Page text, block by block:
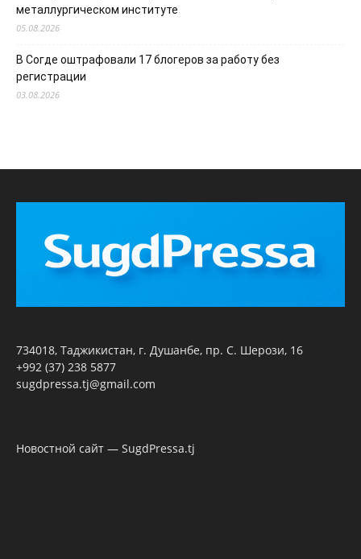
металлургическом институте
05.08.2026
В Согде оштрафовали 17 блогеров за работу без
регистрации
03.08.2026
734018, Таджикистан, г. Душанбе, пр. С. Шерози, 16
+992 (37) 238 5877
sugdpressa.tj@gmail.com
Новостной сайт — SugdPressa.tj